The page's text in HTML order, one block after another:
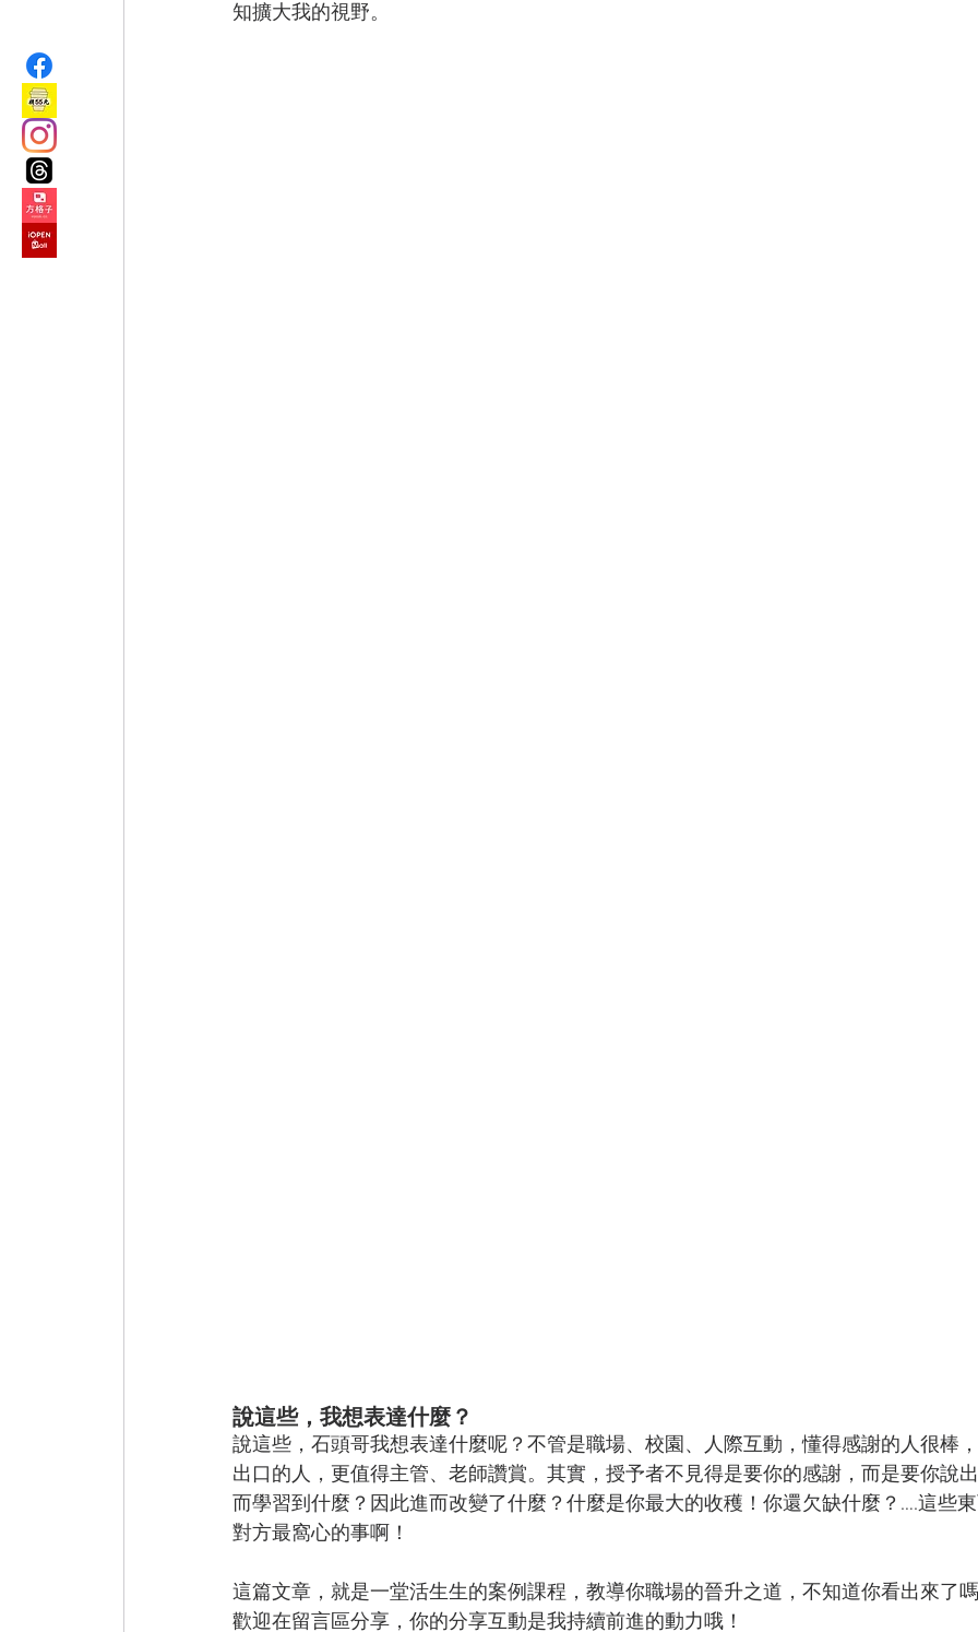
知擴大我的視野。
說這些，我想表達什麼？
說這些，石頭哥我想表達什麼呢？不管是職場、校園、人際互動，懂得感謝的人很棒
出口的人，更值得主管、老師讚賞。其實，授予者不見得是要你的感謝，而是要你說
而學習到什麼？因此進而改變了什麼？什麼是你最大的收穫！你還欠缺什麼？….這些
對方最窩心的事啊！
這篇文章，就是一堂活生生的案例課程，教導你職場的晉升之道，不知道你看出來了
歡迎在留言區分享，你的分享互動是我持續前進的動力哦！